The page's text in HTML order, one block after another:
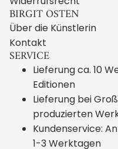
BIRGIT OSTEN
Über die Künstlerin
Kontakt
SERVICE
Lieferung ca. 10
Editionen
Lieferung bei
produzierten
Kundenservice:
1-3 Werktagen